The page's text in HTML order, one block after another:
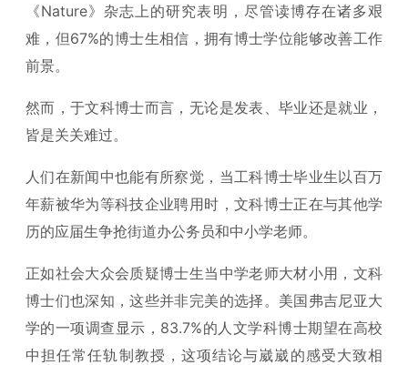
《Nature》杂志上的研究表明，尽管读博存在诸多艰
难，但67%的博士生相信，拥有博士学位能够改善工作
前景。
然而，于文科博士而言，无论是发表、毕业还是就业，
皆是关关难过。
人们在新闻中也能有所察觉，当工科博士毕业生以百万
年薪被华为等科技企业聘用时，文科博士正在与其他学
历的应届生争抢街道办公务员和中小学老师。
正如社会大众会质疑博士生当中学老师大材小用，文科
博士们也深知，这些并非完美的选择。美国弗吉尼亚大
学的一项调查显示，83.7%的人文学科博士期望在高校
中担任常任轨制教授，这项结论与崴崴的感受大致相